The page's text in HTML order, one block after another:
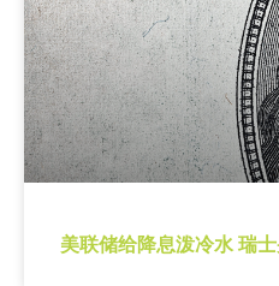
美联储给降息泼冷水 瑞